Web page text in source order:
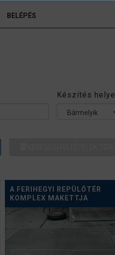
BELÉPÉS
Készítés helye
Bármelyik
A FERIHEGYI REPÜLŐTÉR
KOMPLEX MAKETTJA